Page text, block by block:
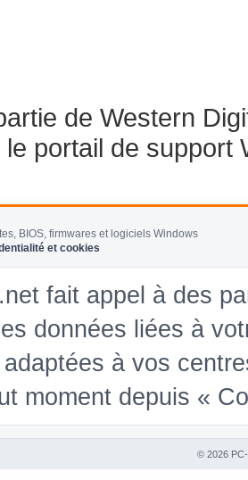
de Western
portail de support
BIOS, firmwares et logiciels Windows
et cookies
fait appel à des
données liées à
à vos
moment depuis «
© 2026